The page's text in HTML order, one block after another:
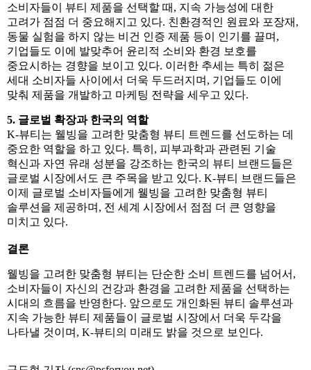
소비자들이 뷰티 제품을 선택할 때, 지속 가능성에 대한
고려가 점점 더 중요해지고 있다. 친환경적인 원료와 포장재,
동물 실험을 하지 않는 비건 인증 제품 등이 인기를 끌며,
기업들도 이에 발맞추어 윤리적 소비와 환경 보호를
중요시하는 경향을 보이고 있다. 이러한 추세는 특히 젊은
세대 소비자들 사이에서 더욱 두드러지며, 기업들도 이에
맞춰 제품을 개발하고 마케팅 전략을 세우고 있다.
5. 글로벌 확장과 한국의 역할
K-뷰티는 웰빙을 고려한 맞춤형 뷰티 트렌드를 선도하는 데
중요한 역할을 하고 있다. 특히, 피부과학과 관련된 기술
혁신과 자연 유래 성분을 강조하는 한국의 뷰티 브랜드들은
글로벌 시장에서도 큰 주목을 받고 있다. K-뷰티 브랜드들은
이제 글로벌 소비자들에게 웰빙을 고려한 맞춤형 뷰티
솔루션을 제공하며, 전 세계 시장에서 점점 더 큰 영향을
미치고 있다.
결론
웰빙을 고려한 맞춤형 뷰티는 단순한 소비 트렌드를 넘어서,
소비자들이 자신의 건강과 환경을 고려한 제품을 선택하는
시대의 흐름을 반영한다. 앞으로도 개인화된 뷰티 솔루션과
지속 가능한 뷰티 제품들이 글로벌 시장에서 더욱 두각을
나타낼 것이며, K-뷰티의 미래도 밝을 것으로 보인다.